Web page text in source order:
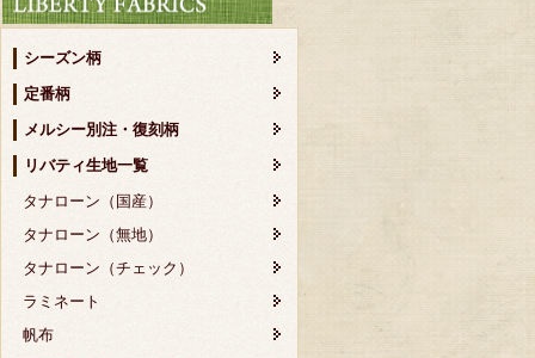
シーズン柄
定番柄
メルシー別注・復刻柄
リバティ生地一覧
タナローン（国産）
タナローン（無地）
タナローン（チェック）
ラミネート
帆布